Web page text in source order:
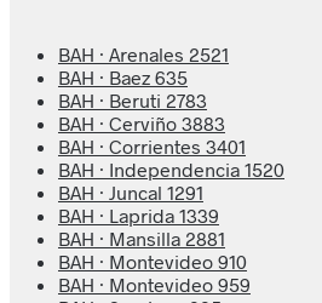
BAH · Arenales 2521
BAH · Baez 635
BAH · Beruti 2783
BAH · Cerviño 3883
BAH · Corrientes 3401
BAH · Independencia 1520
BAH · Juncal 1291
BAH · Laprida 1339
BAH · Mansilla 2881
BAH · Montevideo 910
BAH · Montevideo 959